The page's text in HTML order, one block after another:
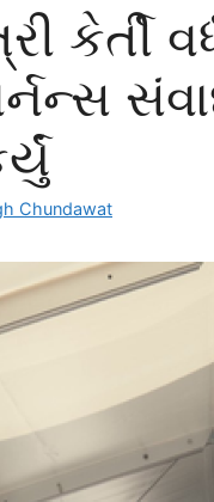
કેર્તી
Chundawat